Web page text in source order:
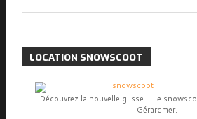
LOCATION SNOWSCOOT
Découvrez la nouvelle glisse ...Le
Gérardmer.